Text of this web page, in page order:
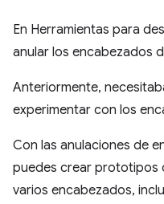
En Herramientas para
anular los encabezados
Anteriormente,
experimentar con los
Con las anulaciones de
puedes crear prototipos
varios encabezados,